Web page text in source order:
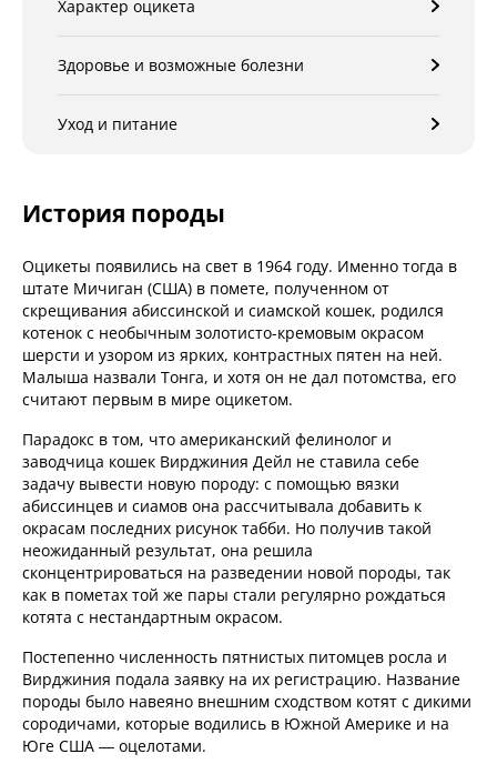
Характер оцикета
Здоровье и возможные болезни
Уход и питание
История породы
Оцикеты появились на свет в 1964 году. Именно тогда в
штате Мичиган (США) в помете, полученном от
скрещивания абиссинской и сиамской кошек, родился
котенок с необычным золотисто-кремовым окрасом
шерсти и узором из ярких, контрастных пятен на ней.
Малыша назвали Тонга, и хотя он не дал потомства, его
считают первым в мире оцикетом.
Парадокс в том, что американский фелинолог и
заводчица кошек Вирджиния Дейл не ставила себе
задачу вывести новую породу: с помощью вязки
абиссинцев и сиамов она рассчитывала добавить к
окрасам последних рисунок табби. Но получив такой
неожиданный результат, она решила
сконцентрироваться на разведении новой породы, так
как в пометах той же пары стали регулярно рождаться
котята с нестандартным окрасом.
Постепенно численность пятнистых питомцев росла и
Вирджиния подала заявку на их регистрацию. Название
породы было навеяно внешним сходством котят с дикими
сородичами, которые водились в Южной Америке и на
Юге США — оцелотами.